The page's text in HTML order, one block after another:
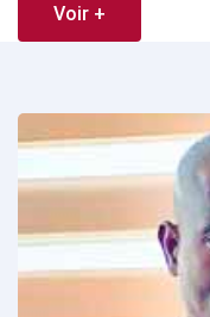
Voir +